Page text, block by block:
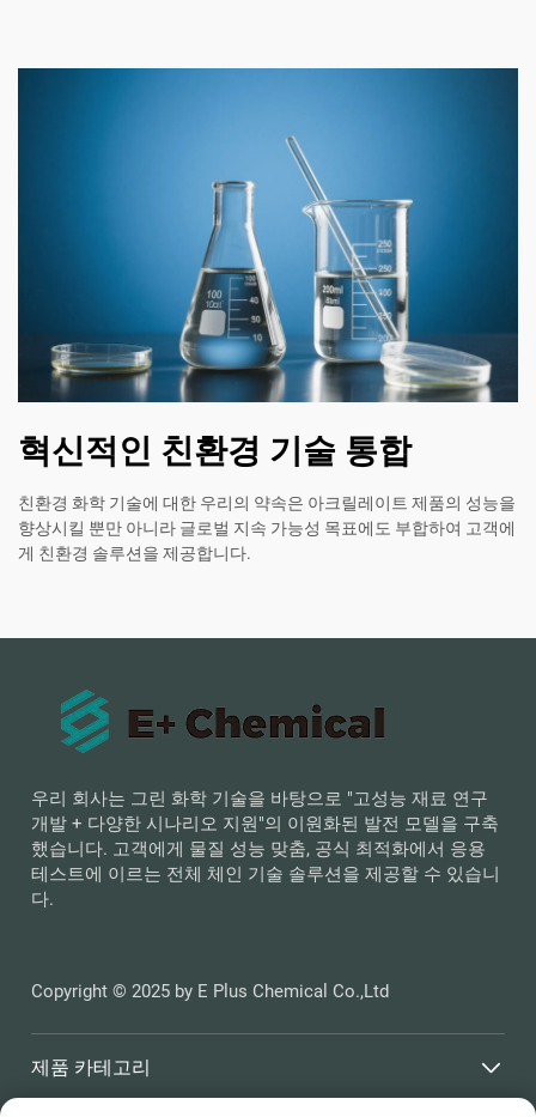
혁신적인 친환경 기술 통합
친환경 화학 기술에 대한 우리의 약속은 아크릴레이트 제품의 성능을
향상시킬 뿐만 아니라 글로벌 지속 가능성 목표에도 부합하여 고객에
게 친환경 솔루션을 제공합니다.
우리 회사는 그린 화학 기술을 바탕으로 "고성능 재료 연구
개발 + 다양한 시나리오 지원"의 이원화된 발전 모델을 구축
했습니다. 고객에게 물질 성능 맞춤, 공식 최적화에서 응용
테스트에 이르는 전체 체인 기술 솔루션을 제공할 수 있습니
다.
Copyright © 2025 by E Plus Chemical Co.,Ltd
제품 카테고리